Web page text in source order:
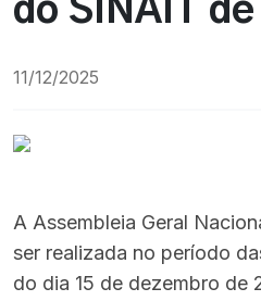
do SINAIT
11/12/2025
A Assembleia Geral
ser realizada no período
do dia 15 de dezembro de